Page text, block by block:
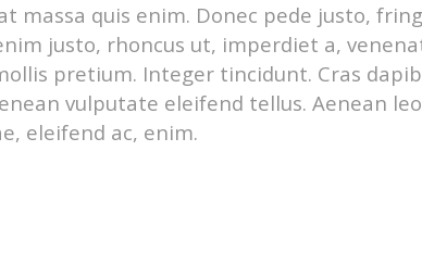
massa quis enim. Donec pede justo,
justo, rhoncus ut, imperdiet a,
pretium. Integer tincidunt. Cras
vulputate eleifend tellus. Aenean
eleifend ac, enim.